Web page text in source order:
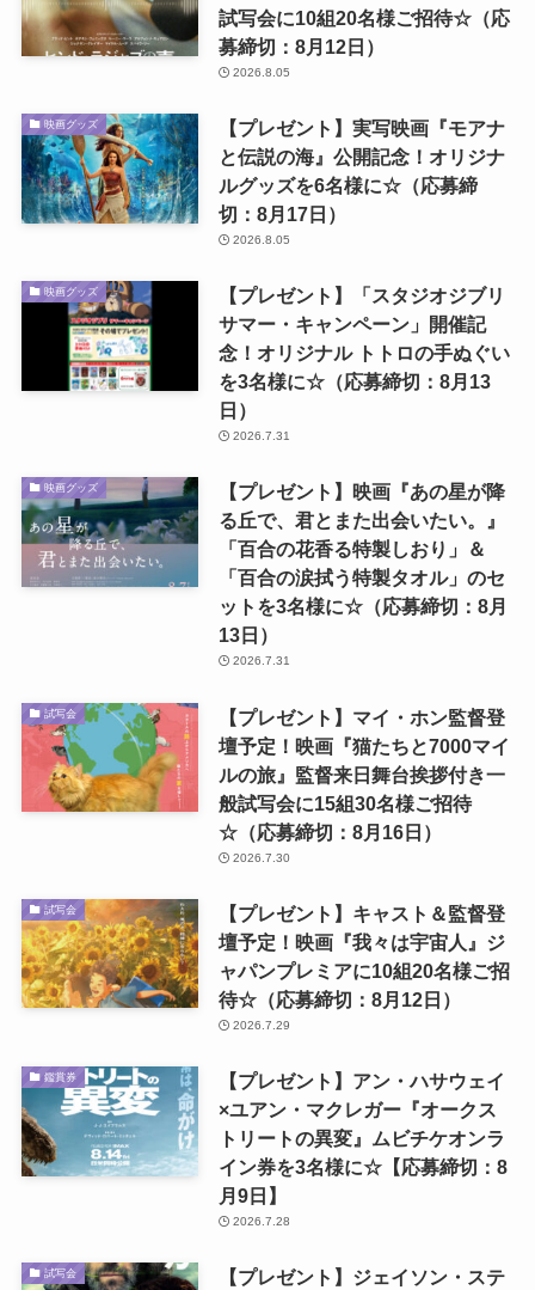
試写会に10組20名様ご招待☆（応
募締切：8月12日）
2026.8.05
映画グッズ
【プレゼント】実写映画『モアナ
と伝説の海』公開記念！オリジナ
ルグッズを6名様に☆（応募締
切：8月17日）
2026.8.05
映画グッズ
【プレゼント】「スタジオジブリ
サマー・キャンペーン」開催記
念！オリジナル トトロの手ぬぐい
を3名様に☆（応募締切：8月13
日）
2026.7.31
映画グッズ
【プレゼント】映画『あの星が降
る丘で、君とまた出会いたい。』
「百合の花香る特製しおり」＆
「百合の涙拭う特製タオル」のセ
ットを3名様に☆（応募締切：8月
13日）
2026.7.31
試写会
【プレゼント】マイ・ホン監督登
壇予定！映画『猫たちと7000マイ
ルの旅』監督来日舞台挨拶付き一
般試写会に15組30名様ご招待
☆（応募締切：8月16日）
2026.7.30
試写会
【プレゼント】キャスト＆監督登
壇予定！映画『我々は宇宙人』ジ
ャパンプレミアに10組20名様ご招
待☆（応募締切：8月12日）
2026.7.29
鑑賞券
【プレゼント】アン・ハサウェイ
×ユアン・マクレガー『オークス
トリートの異変』ムビチケオンラ
イン券を3名様に☆【応募締切：8
月9日】
2026.7.28
試写会
【プレゼント】ジェイソン・ステ